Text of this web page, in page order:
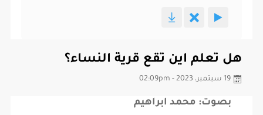
هل تعلم اين تقع قرية النساء؟
19 سبتمبر، 2023 - 02:09pm
بصوت: محمد ابراهيم